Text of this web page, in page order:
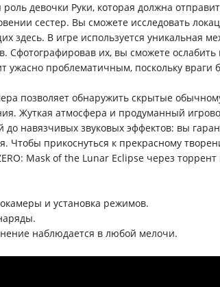
девочки Руки, которая должна
сестер. Вы сможете исследовать
здесь. В игре используется уникальная
Сфотографировав их, вы сможете
ужасно проблематичным, поскольку
позволяет обнаружить скрытые
Жуткая атмосфера и продуманный
до навязчивых звуковых эффектов: вы
Чтобы прикоснуться к прекрасному
ZERO: Mask of the Lunar Eclipse через
и установка режимов.
наблюдается в любой мелочи.